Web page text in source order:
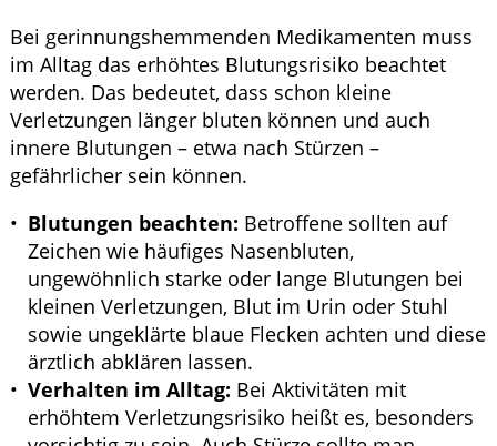
Bei gerinnungshemmenden Medikamenten muss
im Alltag das erhöhtes Blutungsrisiko beachtet
werden. Das bedeutet, dass schon kleine
Verletzungen länger bluten können und auch
innere Blutungen – etwa nach Stürzen –
gefährlicher sein können.
Blutungen beachten: Betroffene sollten auf
Zeichen wie häufiges Nasenbluten,
ungewöhnlich starke oder lange Blutungen bei
kleinen Verletzungen, Blut im Urin oder Stuhl
sowie ungeklärte blaue Flecken achten und diese
ärztlich abklären lassen.
Verhalten im Alltag: Bei Aktivitäten mit
erhöhtem Verletzungsrisiko heißt es, besonders